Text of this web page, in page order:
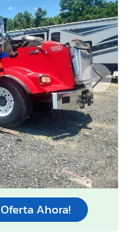
Oferta Ahora!